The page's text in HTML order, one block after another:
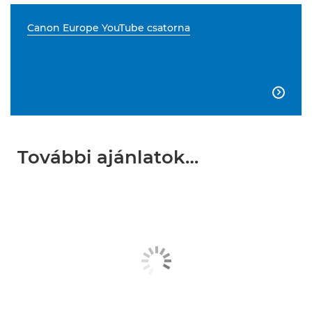
Canon Europe YouTube csatorna

További ajánlatok…